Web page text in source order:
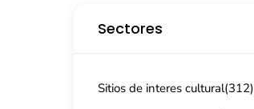
Sectores
Sitios de interes cultural(312)